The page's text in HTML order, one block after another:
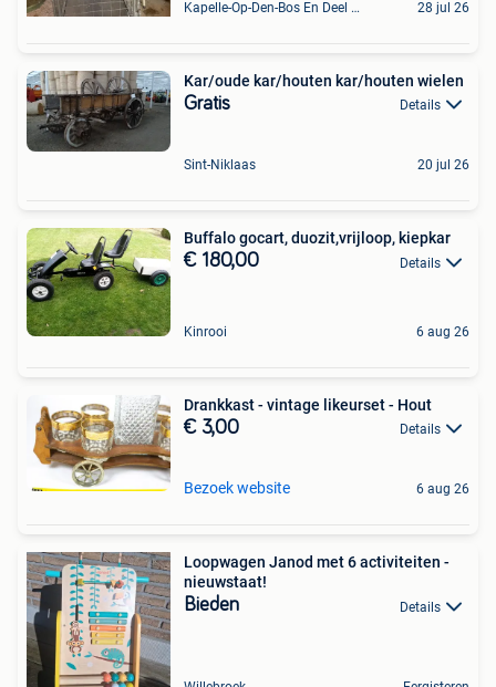
Kapelle-Op-Den-Bos En Deel Van Zemst 28 jul 26
Kar/oude kar/houten kar/houten wielen
Gratis Details
Sint-Niklaas 20 jul 26
Buffalo gocart, duozit,vrijloop, kiepkar
€ 180,00 Details
Kinrooi 6 aug 26
Drankkast - vintage likeurset - Hout
€ 3,00 Details
Bezoek website 6 aug 26
Loopwagen Janod met 6 activiteiten -
nieuwstaat!
Bieden Details